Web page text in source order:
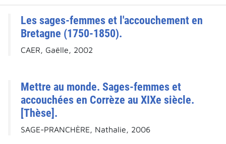
Les sages-femmes et l'accouchement en
Bretagne (1750-1850).
CAER, Gaëlle, 2002
Mettre au monde. Sages-femmes et
accouchées en Corrèze au XIXe siècle.
[Thèse].
SAGE-PRANCHÈRE, Nathalie, 2006